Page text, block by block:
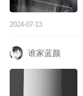
2024-07-13
谁家蓝颜